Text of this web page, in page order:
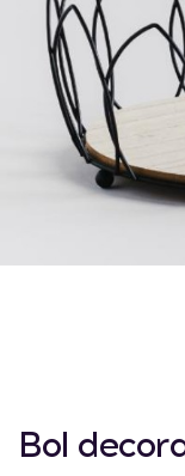
Bol